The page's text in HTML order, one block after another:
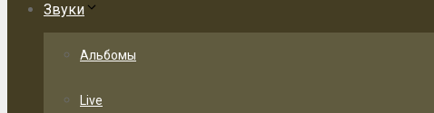
Звуки
Альбомы
Live